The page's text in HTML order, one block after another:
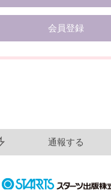
会員登録
通報する